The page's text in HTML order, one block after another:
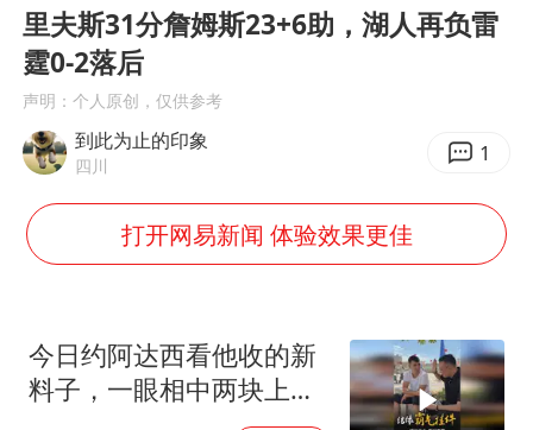
公司“上四休三”但要降薪1000元
段绚竞因公牺牲 年仅44岁
日本广岛民众举行游行反对政府行径
实探山东最热的“中国蔬菜之乡”
船舶避风项目停工 多地全力防台风
奋进开新局 实干挑大梁
里夫斯31分詹姆斯23+6助，湖人再负雷
霆0-2落后
声明：个人原创，仅供参考
到此为止的印象
四川 1
打开网易新闻 体验效果更佳
今日约阿达西看他收的新
料子，一眼相中两块上乘